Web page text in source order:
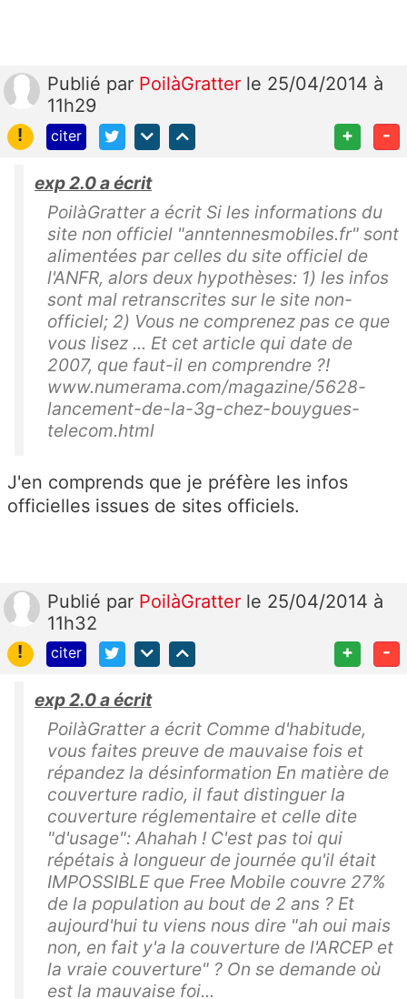
Publié par PoilàGratter le 25/04/2014 à
11h29
!
citer + -
exp 2.0 a écrit
PoilàGratter a écrit Si les informations du
site non officiel "anntennesmobiles.fr" sont
alimentées par celles du site officiel de
l'ANFR, alors deux hypothèses: 1) les infos
sont mal retranscrites sur le site non-
officiel; 2) Vous ne comprenez pas ce que
vous lisez ... Et cet article qui date de
2007, que faut-il en comprendre ?!
www.numerama.com/magazine/5628-
lancement-de-la-3g-chez-bouygues-
telecom.html
J'en comprends que je préfère les infos
officielles issues de sites officiels.
Publié par PoilàGratter le 25/04/2014 à
11h32
!
citer + -
exp 2.0 a écrit
PoilàGratter a écrit Comme d'habitude,
vous faites preuve de mauvaise fois et
répandez la désinformation En matière de
couverture radio, il faut distinguer la
couverture réglementaire et celle dite
"d'usage": Ahahah ! C'est pas toi qui
répétais à longueur de journée qu'il était
IMPOSSIBLE que Free Mobile couvre 27%
de la population au bout de 2 ans ? Et
aujourd'hui tu viens nous dire "ah oui mais
non, en fait y'a la couverture de l'ARCEP et
la vraie couverture" ? On se demande où
est la mauvaise foi...